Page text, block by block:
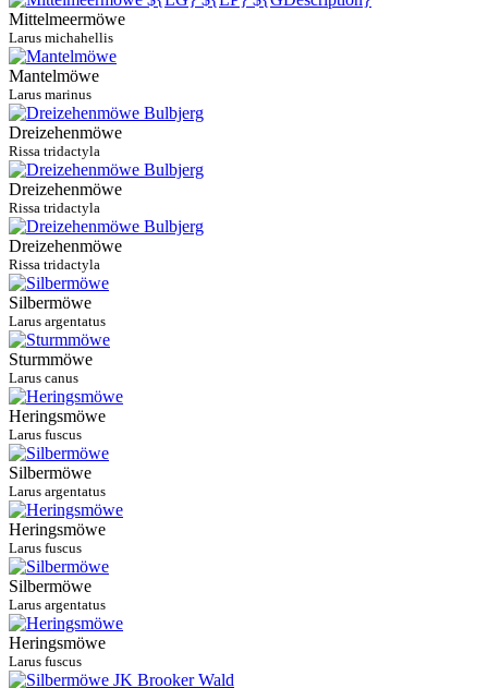
Mittelmeermöwe
Larus michahellis
Mantelmöwe
Larus marinus
Dreizehenmöwe
Rissa tridactyla
Dreizehenmöwe
Rissa tridactyla
Dreizehenmöwe
Rissa tridactyla
Silbermöwe
Larus argentatus
Sturmmöwe
Larus canus
Heringsmöwe
Larus fuscus
Silbermöwe
Larus argentatus
Heringsmöwe
Larus fuscus
Silbermöwe
Larus argentatus
Heringsmöwe
Larus fuscus